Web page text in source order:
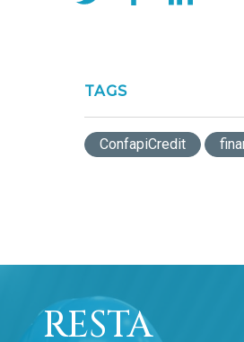
TAGS
ConfapiCredit
RESTA